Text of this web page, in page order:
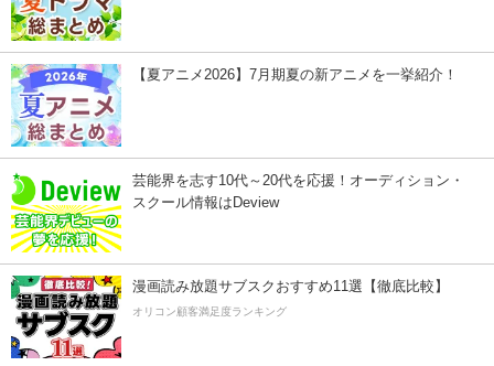
【夏アニメ2026】7月期夏の新アニメを一挙紹介！
芸能界を志す10代～20代を応援！オーディション・
スクール情報はDeview
漫画読み放題サブスクおすすめ11選【徹底比較】
オリコン顧客満足度ランキング